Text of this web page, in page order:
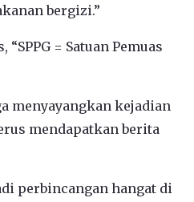
bergizi.”
= Satuan Pemuas
menyayangkan kejadian
mendapatkan berita
perbincangan hangat di